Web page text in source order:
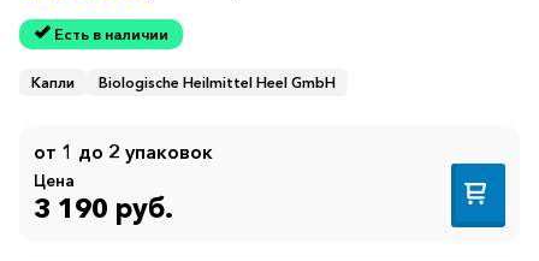
Есть в наличии
Капли Biologische Heilmittel Heel GmbH
от 1 до 2 упаковок
Цена
3 190 руб.